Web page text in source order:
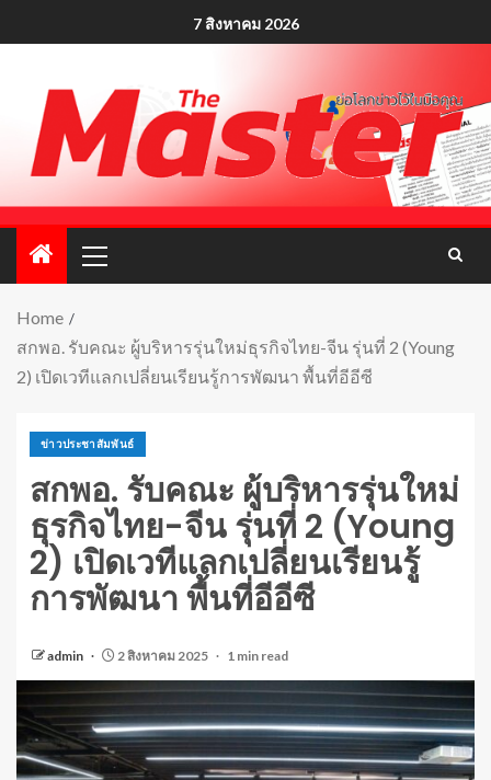
7 สิงหาคม 2026
Home
สกพอ. รับคณะ ผู้บริหารรุ่นใหม่ธุรกิจไทย-จีน รุ่นที่ 2 (Young
2) เปิดเวทีแลกเปลี่ยนเรียนรู้การพัฒนา พื้นที่อีอีซี
ข่าวประชาสัมพันธ์
สกพอ. รับคณะ ผู้บริหารรุ่นใหม่
ธุรกิจไทย-จีน รุ่นที่ 2 (Young
2) เปิดเวทีแลกเปลี่ยนเรียนรู้
การพัฒนา พื้นที่อีอีซี
admin 2 สิงหาคม 2025 1 min read